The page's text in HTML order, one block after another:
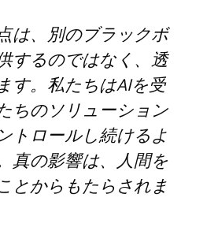
は、別のブラックボ
するのではなく、透
す。私たちはAIを受
ちのソリューション
トロールし続けるよ
真の影響は、人間を
とからもたらされま